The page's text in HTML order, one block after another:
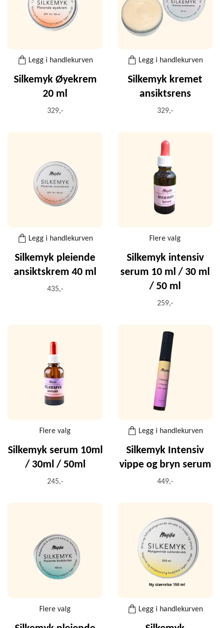
Legg i handlekurven
Silkemyk Øyekrem
20 ml
329,-
Legg i handlekurven
Silkemyk kremet
ansiktsrens
329,-
Legg i handlekurven
Silkemyk pleiende
ansiktskrem 40 ml
435,-
Flere valg
Silkemyk intensiv
serum 10 ml / 30 ml
/ 50 ml
259,-
Flere valg
Silkemyk serum 10ml
/ 30ml / 50ml
245,-
Legg i handlekurven
Silkemyk Intensiv
vippe og bryn serum
449,-
Flere valg Legg i handlekurven